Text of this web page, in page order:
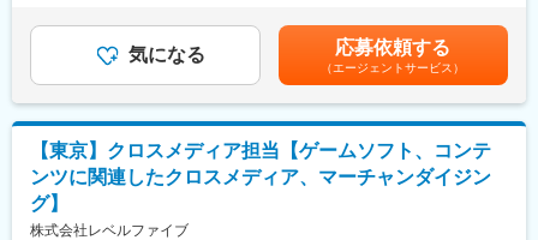
どをゲーム関連事業に活かし、さらに事業領域を広げることを目
指しております。
変更の範囲：会社の定める業務
せします。
◇動画編集・ 映像演出・エディット
企画意図を汲んだカット割り、テンポ感の設計、オフラインから
◇クオリティ管理
動画素材の整理・選定、コンテンツ全体のクオリティコントロー
ル
スタジオ等での動画撮影における、構図の決定や音声・照明など
験・キャリア及び前職での給与水準等を踏まえて決定（応相談可
能）昇給:年2回(4月・10月)賞与:年2回(4月・10月)賃金はあくまで
も目安の金額であり、選考を通じて上下する可能性があります。
月給(月額)は固定手当を含めた表記です。
気になる 応募依頼する
（エージェントサービス）
【東京】クロスメディア担当【ゲームソフト、コンテ
ンツに関連したクロスメディア、マーチャンダイジン
グ】
株式会社レベルファイブ